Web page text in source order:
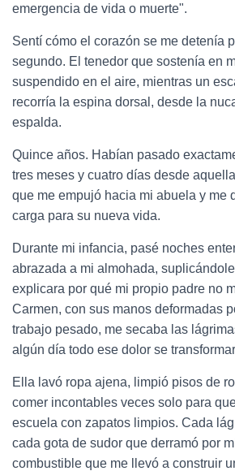
emergencia de vida o muerte".
Sentí cómo el corazón se me detenía
segundo. El tenedor que sostenía en
suspendido en el aire, mientras un
recorría la espina dorsal, desde la
espalda.
Quince años. Habían pasado
tres meses y cuatro días desde
que me empujó hacia mi abuela y me
carga para su nueva vida.
Durante mi infancia, pasé noches
abrazada a mi almohada,
explicara por qué mi propio padre no
Carmen, con sus manos deformadas
trabajo pesado, me secaba las
algún día todo ese dolor se
Ella lavó ropa ajena, limpió pisos de
comer incontables veces solo para
escuela con zapatos limpios. Cada
cada gota de sudor que derramó por
combustible que me llevó a construir